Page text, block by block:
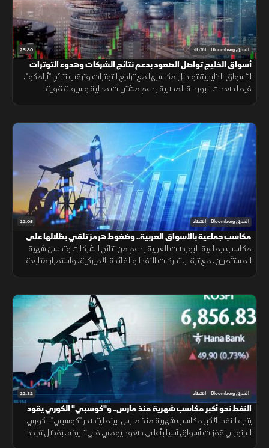
25:30 الشرق Bloomberg اقتصاد
أسواق الخليج تواصل الصعود بدعم نتائج الشركات وهدوء التوترات
الأسواق الخليجية تواصل مكاسبها مع تراجع التوترات وترقب نتائج "أرامكو"،
فيما صعدت البورصة المصرية بدعم مشتريات محلية وسيولة قوية
22:05 الشرق Bloomberg اقتصاد
مكاسب جماعية بالأسواق العربية.. وضغوط هرمز تلقي بظلالها على
الطاقة
مكاسب جماعية للبورصات العربية بدعم من نتائج الشركات وتحسن شهية
المستثمرين، مع ترقب تحركات النفط والفائدة الأميركية، واستمرار متابعة
22:32 الشرق Bloomberg اقتصاد
النفط نحو أكبر مكاسب شهرية منذ مارس.. و"كوسبي" الكوري يقود
مكاسب آسيا
يتجه النفط لأكبر مكاسب شهرية منذ مارس. بينما يتصدر "كوسبي" الكوري
الجنوبي قفزات أسواق آسيا بأعلى صعود يومي في تاريخه، بفضل تجدد